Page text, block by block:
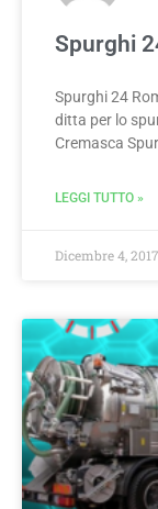
Spurghi
Spurghi 24
ditta per lo
Cremasca
LEGGI TUTTO »
Dicembre 4, 2017